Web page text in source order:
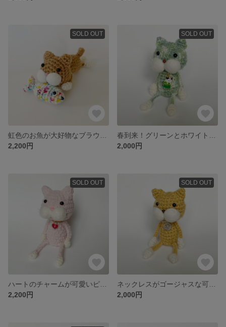
SOLD OUT
2,200円
SOLD OUT
2,000円
SOLD OUT
2,200円
SOLD OUT
2,000円